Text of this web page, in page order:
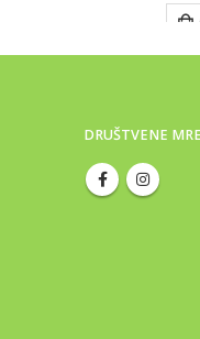
DRUŠTVENE